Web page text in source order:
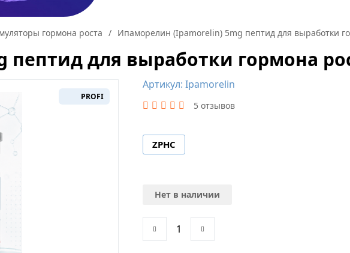
гормона роста / Ипаморелин (Ipamorelin) 5mg пептид для выработки
для выработки гормона
PROFI
Артикул: Ipamorelin
5 отзывов
ZPHC
Нет в наличии